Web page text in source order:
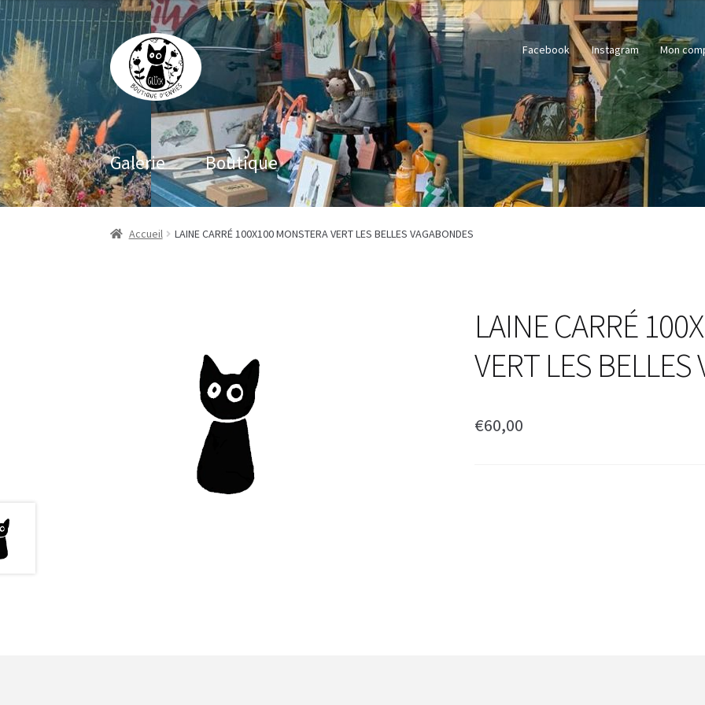
Aller
à
la
navigation
Aller
au
contenu
Facebook Instagram Mon
Galerie Boutique
Accueil LAINE CARRÉ 100X100 MONSTERA VERT LES BELLES VAGABONDES
LAINE CARRÉ
VERT LES
€60,00